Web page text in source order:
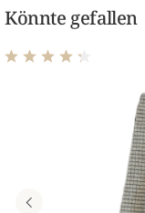
Könnte gefallen